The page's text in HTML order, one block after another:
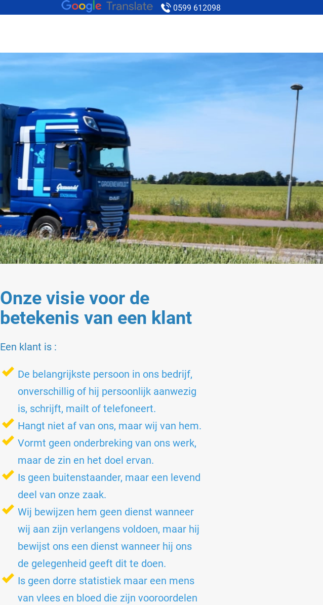
0599 612098
Onze visie voor de
betekenis van een klant
Een klant is :
De belangrijkste persoon in ons bedrijf,
onverschillig of hij persoonlijk aanwezig
is, schrijft, mailt of telefoneert.
Hangt niet af van ons, maar wij van hem.
Vormt geen onderbreking van ons werk,
maar de zin en het doel ervan.
Is geen buitenstaander, maar een levend
deel van onze zaak.
Wij bewijzen hem geen dienst wanneer
wij aan zijn verlangens voldoen, maar hij
bewijst ons een dienst wanneer hij ons
de gelegenheid geeft dit te doen.
Is geen dorre statistiek maar een mens
van vlees en bloed die zijn vooroordelen